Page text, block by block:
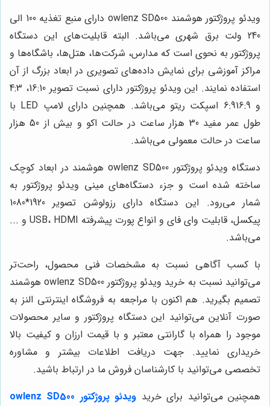
ویدئو پروژکتور هوشمند owlenz SD500 دارای منبع تغذیه 100 الی
240 ولت برق شهری می‌باشد. البته قابلیت‌های این دستگاه
پروژکتور به نحوی است که مدارس، شرکت‌ها، هتل‌ها، باشگاه‌ها و
مراکز آموزشی برای نمایش داده‌های تصویری در ابعاد بزرگ از آن
استفاده نمایند. این ویدئو پروژکتور دارای نسبت تصویر 16:10، 4:3
و 6:916:9 اسپکت ریتو می‌باشد. همچنین دارای لامپ LED با
طول عمر مفید 30 هزار ساعت در حالت اکو و بیش از 50 هزار
ساعت در حالت معمولی می‌باشد.
دستگاه ویدئو پروژکتور owlenz SD500 هوشمند در ابعاد کوچک
ساخته شده است و جزء دستگاه‌های مینی ویدئو پروژکتور به
شمار می‌رود. این دستگاه دارای رزولوشن تصویر 1920*1080
پیکسل، قابلیت وای فای و انواع پورت پیشرفته USB، HDMI و ...
می‌باشد.
با کسب آگاهی نسبت به مشخصات فنی محصول، راحت‌تر
می‌توانید نسبت به خرید ویدئو پروژکتور owlenz SD500 هوشمند
تصمیم بگیرید. هم اکنون با مراجعه به فروشگاه اینترنتی النز به
صورت آنلاین می‌توانید این دستگاه پروژکتور و سایر محصولات
موجود را همراه با گارانتی معتبر و با قیمت ارزان و کیفیت بالا
خریداری نمایید. جهت دریافت اطلاعات بیشتر و مشاوره
تخصصی می‌توانید با کارشناسان فروش ما در ارتباط باشید.
همچنین می‌توانید برای خرید
ویدئو پروژکتور owlenz SD500